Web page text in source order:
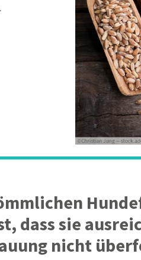
dass sie
nicht